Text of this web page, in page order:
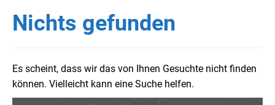
Nichts gefunden
Es scheint, dass wir das von Ihnen Gesuchte nicht finden
können. Vielleicht kann eine Suche helfen.